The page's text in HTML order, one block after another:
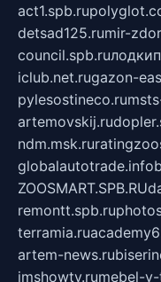
act1.spb.ru
detsad125.rumir-
council.spb.ru
iclub.net.rugazon-
pylesostineco.ru
artemovskij.ru
ndm.msk.ru
globalautotrade.info
ZOOSMART.SPB.RU
remontt.spb.ru
terramia.ru
artem-news.ru
imshowtv.rumebel-